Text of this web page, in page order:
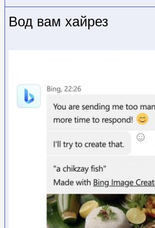
Вод вам хайрез